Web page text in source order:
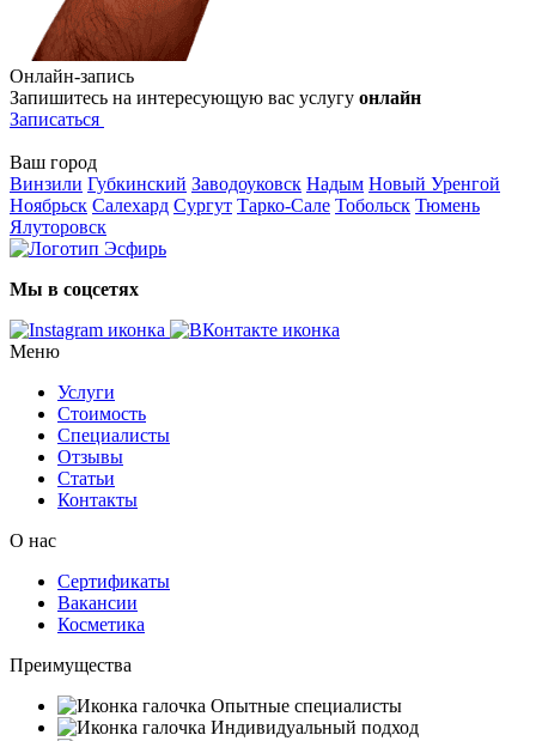
Онлайн-запись
Запишитесь на интересующую вас услугу онлайн
Записаться
Ваш город
Винзили Губкинский Заводоуковск Надым Новый Уренгой
Ноябрьск Салехард Сургут Тарко-Сале Тобольск Тюмень
Ялуторовск
Мы в соцсетях
Меню
Услуги
Стоимость
Специалисты
Отзывы
Статьи
Контакты
О нас
Сертификаты
Вакансии
Косметика
Преимущества
Опытные специалисты
Индивидуальный подход